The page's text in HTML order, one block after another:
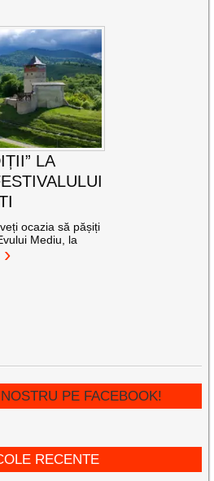
LA
ocazia să pășiți
Mediu, la
PE FACEBOOK!
RECENTE